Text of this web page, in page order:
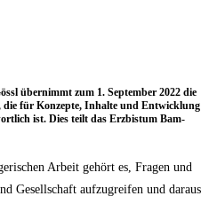
über­nimmt zum 1. Sep­tem­ber 2022 die
die für Kon­zep­te, Inhal­te und Ent­wick­lung
ist. Dies teilt das Erz­bis­tum Bam­
Arbeit gehört es, Fra­gen und
Gesell­schaft auf­zu­grei­fen und dar­aus